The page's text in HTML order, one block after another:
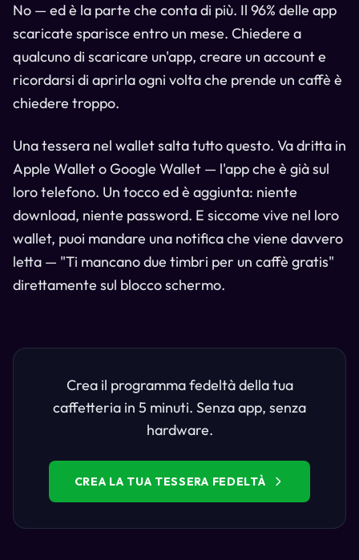
No — ed è la parte che conta di più. Il 96% delle app
scaricate sparisce entro un mese. Chiedere a
qualcuno di scaricare un'app, creare un account e
ricordarsi di aprirla ogni volta che prende un caffè è
chiedere troppo.
Una tessera nel wallet salta tutto questo. Va dritta in
Apple Wallet o Google Wallet — l'app che è già sul
loro telefono. Un tocco ed è aggiunta: niente
download, niente password. E siccome vive nel loro
wallet, puoi mandare una notifica che viene davvero
letta — "Ti mancano due timbri per un caffè gratis"
direttamente sul blocco schermo.
Crea il programma fedeltà della tua
caffetteria in 5 minuti. Senza app, senza
hardware.
CREA LA TUA TESSERA FEDELTÀ